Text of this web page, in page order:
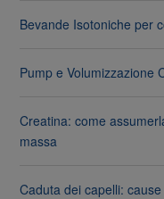
Bevande Isotoniche per
Pump e Volumizzazione
Creatina: come
massa
Caduta dei capelli: